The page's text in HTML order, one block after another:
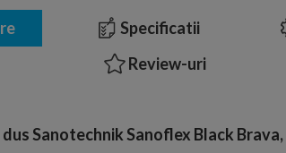
Specificatii
Review-uri
Sanotechnik Sanoflex Black Brava,